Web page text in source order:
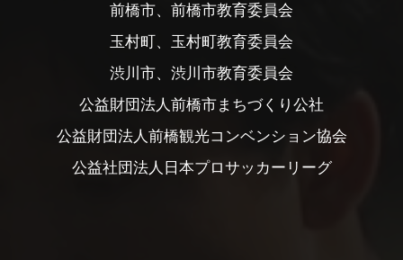
前橋市、前橋市教育委員会
玉村町、玉村町教育委員会
渋川市、渋川市教育委員会
公益財団法人前橋市まちづくり公社
公益財団法人前橋観光コンベンション協会
公益社団法人日本プロサッカーリーグ